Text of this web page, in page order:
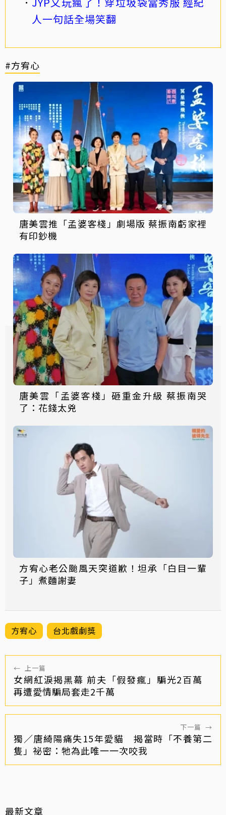
人一句話全場笑翻
#方宥心
唐美雲推「孟婆客棧」劇場版 蔡振南虧家裡
有印鈔機
唐美雲「孟婆客棧」砸重金升級 蔡振南哭
了：花錢太兇
方宥心老公颱風天突道歉！坦承「白目一輩
子」煮麵謝妻
方宥心 台北戲劇獎
← 上一篇
女網紅淚揭黑幕 前夫「假發瘋」騙光2百萬
再遭愛情騙局套走2千萬
下一篇 →
獨／唐綺陽痛失15年愛貓 揭當時「不養第二
隻」祕密：牠為此唯一一次咬我
最新文章